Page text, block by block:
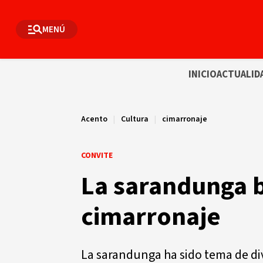
MENÚ
INICIO
Acento | Cultura | cimarronaje
CONVITE
La sarandunga
cimarronaje
La sarandunga ha sido tema de